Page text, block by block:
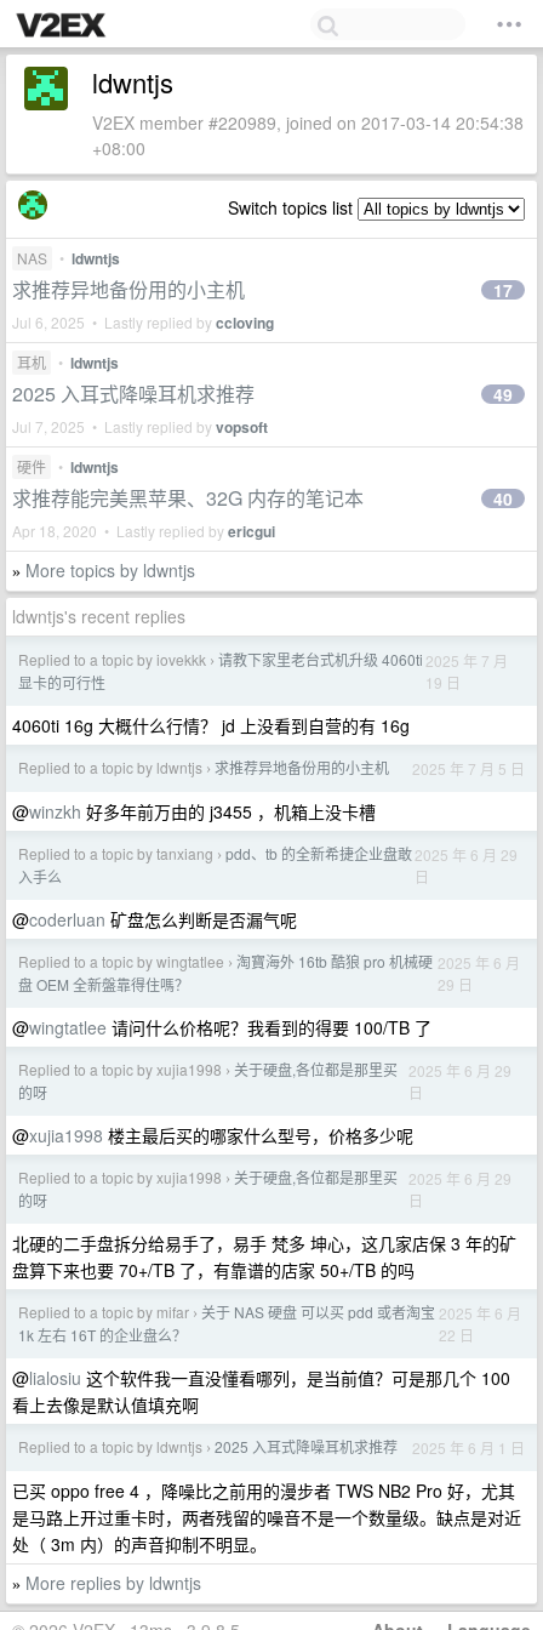
ldwntjs
V2EX member #220989, joined on 2017-03-14 20:54:38
+08:00
Switch topics list
NAS • ldwntjs
求推荐异地备份用的小主机
Jul 6, 2025 • Lastly replied byccloving
17
耳机 • ldwntjs
2025 入耳式降噪耳机求推荐
Jul 7, 2025 • Lastly replied byvopsoft
49
硬件 • ldwntjs
求推荐能完美黑苹果、32G 内存的笔记本
Apr 18, 2020 • Lastly replied byericgui
40
» More topics by ldwntjs
ldwntjs's recent replies
Replied to a topic by iovekkk › 请教下家里老台式机升级 4060ti
显卡的可行性
2025 年 7 月
19 日
4060ti 16g 大概什么行情？ jd 上没看到自营的有 16g
Replied to a topic by ldwntjs › 求推荐异地备份用的小主机 2025 年 7 月 5 日
@winzkh 好多年前万由的 j3455 ，机箱上没卡槽
Replied to a topic by tanxiang › pdd、tb 的全新希捷企业盘敢
入手么
2025 年 6 月 29
日
@coderluan 矿盘怎么判断是否漏气呢
Replied to a topic by wingtatlee › 淘寶海外 16tb 酷狼 pro 机械硬
盘 OEM 全新盤靠得住嗎？
2025 年 6 月
29 日
@wingtatlee 请问什么价格呢？我看到的得要 100/TB 了
Replied to a topic by xujia1998 › 关于硬盘,各位都是那里买
的呀
2025 年 6 月 29
日
@xujia1998 楼主最后买的哪家什么型号，价格多少呢
Replied to a topic by xujia1998 › 关于硬盘,各位都是那里买
的呀
2025 年 6 月 29
日
北硬的二手盘拆分给易手了，易手 梵多 坤心，这几家店保 3 年的矿
盘算下来也要 70+/TB 了，有靠谱的店家 50+/TB 的吗
Replied to a topic by mifar › 关于 NAS 硬盘 可以买 pdd 或者淘宝
1k 左右 16T 的企业盘么？
2025 年 6 月
22 日
@lialosiu 这个软件我一直没懂看哪列，是当前值？可是那几个 100
看上去像是默认值填充啊
Replied to a topic by ldwntjs › 2025 入耳式降噪耳机求推荐 2025 年 6 月 1 日
已买 oppo free 4 ，降噪比之前用的漫步者 TWS NB2 Pro 好，尤其
是马路上开过重卡时，两者残留的噪音不是一个数量级。缺点是对近
处（ 3m 内）的声音抑制不明显。
» More replies by ldwntjs